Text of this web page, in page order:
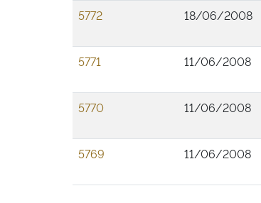
5772
18/06/2008
5771
11/06/2008
5770
11/06/2008
5769
11/06/2008